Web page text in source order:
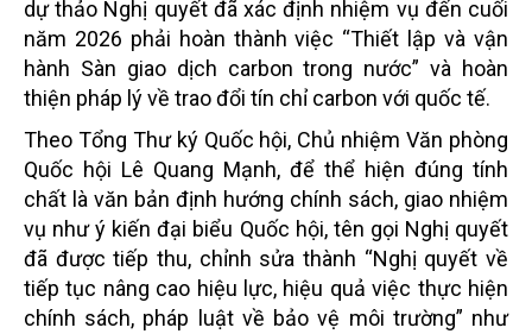
dự thảo Nghị quyết đã xác định nhiệm vụ đến cuối
năm 2026 phải hoàn thành việc “Thiết lập và vận
hành Sàn giao dịch carbon trong nước” và hoàn
thiện pháp lý về trao đổi tín chỉ carbon với quốc tế.
Theo Tổng Thư ký Quốc hội, Chủ nhiệm Văn phòng
Quốc hội Lê Quang Mạnh, để thể hiện đúng tính
chất là văn bản định hướng chính sách, giao nhiệm
vụ như ý kiến đại biểu Quốc hội, tên gọi Nghị quyết
đã được tiếp thu, chỉnh sửa thành “Nghị quyết về
tiếp tục nâng cao hiệu lực, hiệu quả việc thực hiện
chính sách, pháp luật về bảo vệ môi trường” như